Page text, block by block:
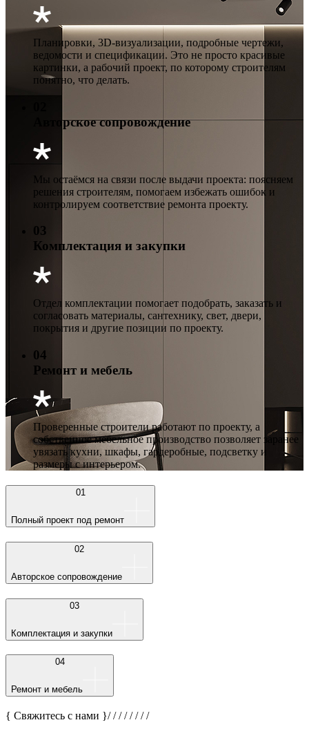
Планировки, 3D-визуализации, подробные чертежи,
ведомости и спецификации. Это не просто красивые
картинки, а рабочий проект, по которому строителям
понятно, что делать.
Авторское сопровождение
Мы остаёмся на связи после выдачи проекта: поясняем
решения строителям, помогаем избежать ошибок и
контролируем соответствие ремонта проекту.
03
Комплектация и закупки
Отдел комплектации помогает подобрать, заказать и
согласовать материалы, сантехнику, свет, двери,
покрытия и другие позиции по проекту.
04
Ремонт и мебель
Проверенные строители работают по проекту, а
собственное мебельное производство позволяет заранее
увязать кухни, шкафы, гардеробные, подсветку и
размеры с интерьером.
01
Полный проект под ремонт
02
Авторское сопровождение
03
Комплектация и закупки
04
Ремонт и мебель
{ Свяжитесь с нами }////////